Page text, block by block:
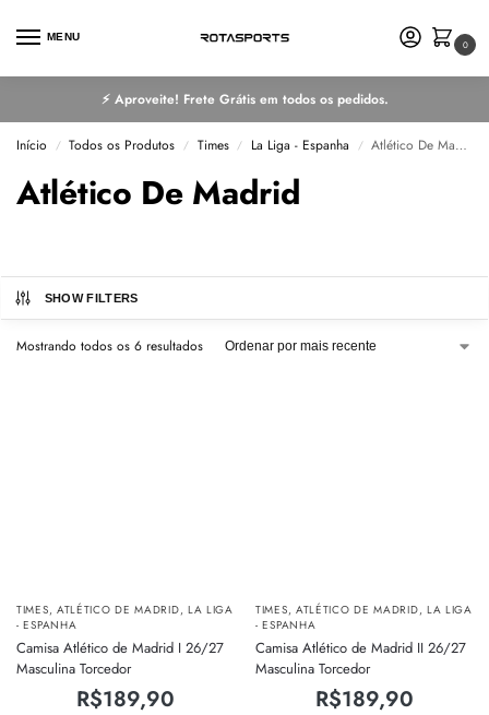
MENU
0
⚡ Aproveite! Frete Grátis em todos os pedidos.
Início / Todos os Produtos / Times / La Liga - Espanha / Atlético De Madrid
Atlético De Madrid
SHOW FILTERS
Mostrando todos os 6 resultados
TIMES, ATLÉTICO DE MADRID, LA LIGA
- ESPANHA
Camisa Atlético de Madrid I 26/27
Masculina Torcedor
R$189,90
TIMES, ATLÉTICO DE MADRID, LA LIGA
- ESPANHA
Camisa Atlético de Madrid II 26/27
Masculina Torcedor
R$189,90